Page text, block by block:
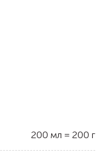
200 мл = 200 г